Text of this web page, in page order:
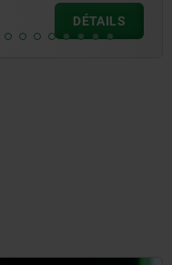
DÉTAILS